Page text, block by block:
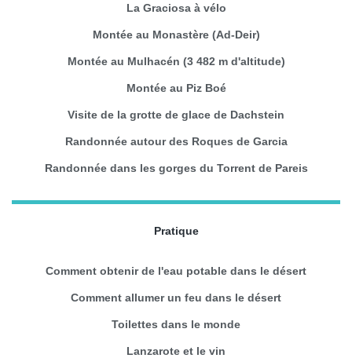
La Graciosa à vélo
Montée au Monastère (Ad-Deir)
Montée au Mulhacén (3 482 m d'altitude)
Montée au Piz Boé
Visite de la grotte de glace de Dachstein
Randonnée autour des Roques de Garcia
Randonnée dans les gorges du Torrent de Pareis
Pratique
Comment obtenir de l'eau potable dans le désert
Comment allumer un feu dans le désert
Toilettes dans le monde
Lanzarote et le vin